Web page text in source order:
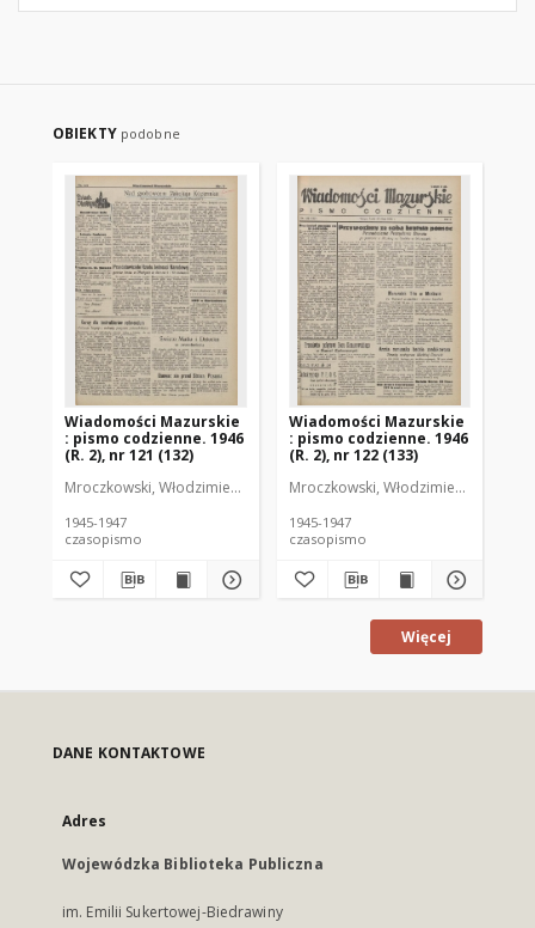
OBIEKTY podobne
Wiadomości Mazurskie
: pismo codzienne. 1946
(R. 2), nr 121 (132)
Mroczkowski, Włodzimierz (1902-1971). Redaktor
1945-1947
czasopismo
Wiadomości Mazurskie
: pismo codzienne. 1946
(R. 2), nr 122 (133)
Mroczkowski, Włodzimierz (1902-
1945-1947
czasopismo
Więcej
DANE KONTAKTOWE
Adres
Wojewódzka Biblioteka Publiczna
im. Emilii Sukertowej-Biedrawiny